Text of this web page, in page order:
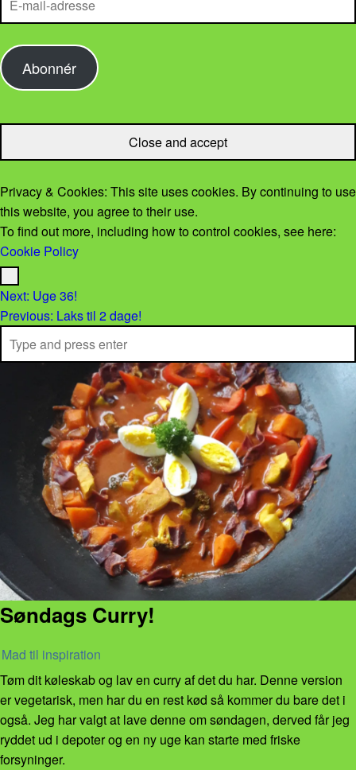
Abonnér
Privacy & Cookies: This site uses cookies. By continuing to use
this website, you agree to their use.
To find out more, including how to control cookies, see here:
Cookie Policy
Post navigation
Next: Uge 36!
Previous: Laks til 2 dage!
Search
Søndags Curry!
Mad til inspiration
Tøm dit køleskab og lav en curry af det du har. Denne version
er vegetarisk, men har du en rest kød så kommer du bare det i
også. Jeg har valgt at lave denne om søndagen, derved får jeg
ryddet ud i depoter og en ny uge kan starte med friske
forsyninger.